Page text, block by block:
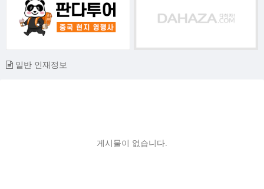
일반 인재정보
게시물이 없습니다.